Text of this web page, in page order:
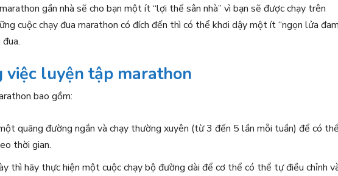
gần nhà sẽ cho bạn một ít “lợi thế sân nhà” vì bạn sẽ được chạy trên
cuộc chạy đua marathon có đích đến thì có thể khơi dậy một ít “ngọn lửa đam
luyện tập marathon
bao gồm:
quãng đường ngắn và chạy thường xuyên (từ 3 đến 5 lần mỗi tuần) để có thể
thời gian.
thì hãy thực hiện một cuộc chạy bộ đường dài để cơ thể có thể tự điều chỉnh